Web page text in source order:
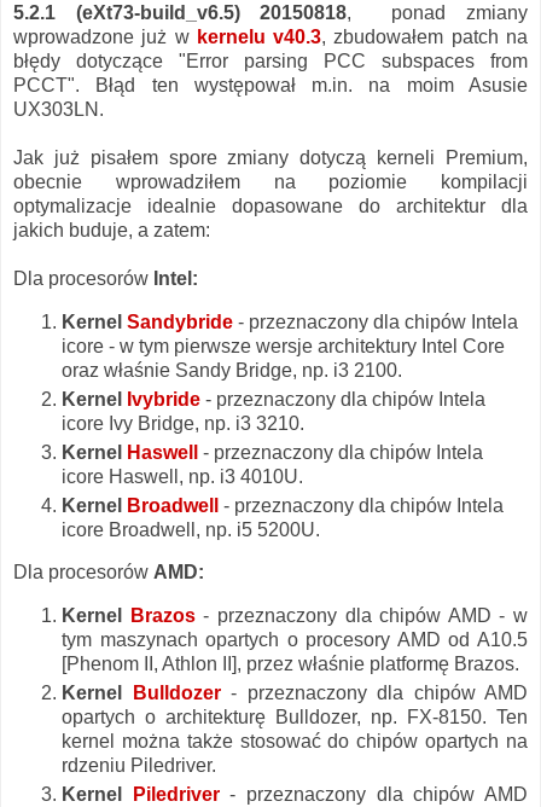
5.2.1 (eXt73-build_v6.5)20150818, ponad zmiany
wprowadzone już w kerneluv40.3, zbudowałem patch na
błędy dotyczące "Error parsing PCC subspaces from
PCCT". Błąd ten występował m.in. na moim Asusie
UX303LN.
Jak już pisałem spore zmiany dotyczą kerneli Premium,
obecnie wprowadziłem na poziomie kompilacji
optymalizacje idealnie dopasowane do architektur dla
jakich buduje, a zatem:
Dla procesorów Intel:
Kernel Sandybride - przeznaczony dla chipów Intela
icore - w tym pierwsze wersje architektury Intel Core
oraz właśnie Sandy Bridge, np. i3 2100.
Kernel
Ivybride - przeznaczony dla chipów Intela
icore Ivy Bridge, np. i3 3210.
Kernel
Haswell
- przeznaczony dla chipów Intela
icore Haswell, np. i3 4010U.
Kernel
Broadwell
- przeznaczony dla chipów Intela
icore Broadwell, np. i5 5200U.
Dla procesorów AMD:
Kernel Brazos- przeznaczony dla chipów AMD - w
tym maszynach opartych o procesory AMD od A10.5
[Phenom II, Athlon II], przez właśnie platformę Brazos.
Kernel
Bulldozer- przeznaczony dla chipów AMD
opartych o architekturę Bulldozer, np. FX-8150. Ten
kernel można także stosować do chipów opartych na
rdzeniu Piledriver.
Kernel
Piledriver- przeznaczony dla chipów AMD